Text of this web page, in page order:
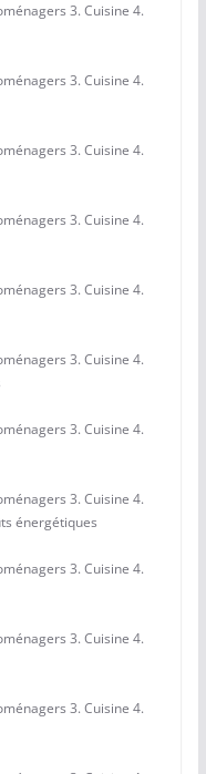
3. Cuisine 4.
3. Cuisine 4.
3. Cuisine 4.
3. Cuisine 4.
3. Cuisine 4.
3. Cuisine 4.
3. Cuisine 4.
3. Cuisine 4.
énergétiques
3. Cuisine 4.
3. Cuisine 4.
3. Cuisine 4.